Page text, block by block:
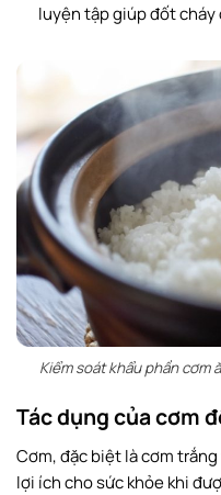
luyện tập giúp đốt cháy
Kiểm soát khẩu phần cơm
Tác dụng của cơm
Cơm, đặc biệt là cơm
lợi ích cho sức khỏe khi